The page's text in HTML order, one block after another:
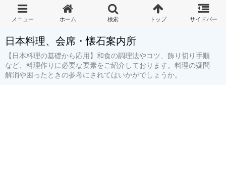
日本料理、会席・懐石案内所
【日本料理の基礎から応用】和食の調理法やコツ、飾り切り手順
など、料理作りに必要な要素をご紹介しております。料理の疑問
解消や困ったときの参考にされてはいかがでしょうか。